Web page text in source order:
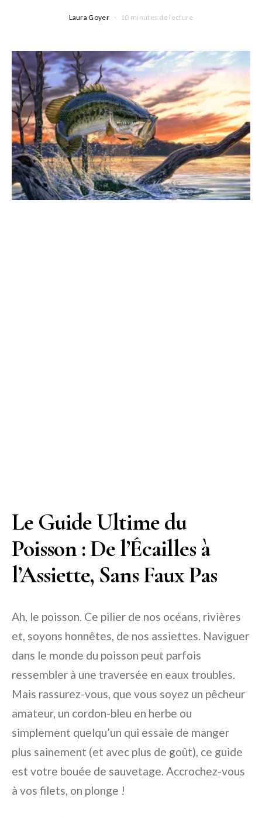
Laura Goyer 10 minutes de lecture
Le Guide Ultime du
Poisson : De l’Écailles à
l’Assiette, Sans Faux Pas
Ah, le poisson. Ce pilier de nos océans, rivières
et, soyons honnêtes, de nos assiettes. Naviguer
dans le monde du poisson peut parfois
ressembler à une traversée en eaux troubles.
Mais rassurez-vous, que vous soyez un pêcheur
amateur, un cordon-bleu en herbe ou
simplement quelqu’un qui essaie de manger
plus sainement (et avec plus de goût), ce guide
est votre bouée de sauvetage. Accrochez-vous
à vos filets, on plonge !